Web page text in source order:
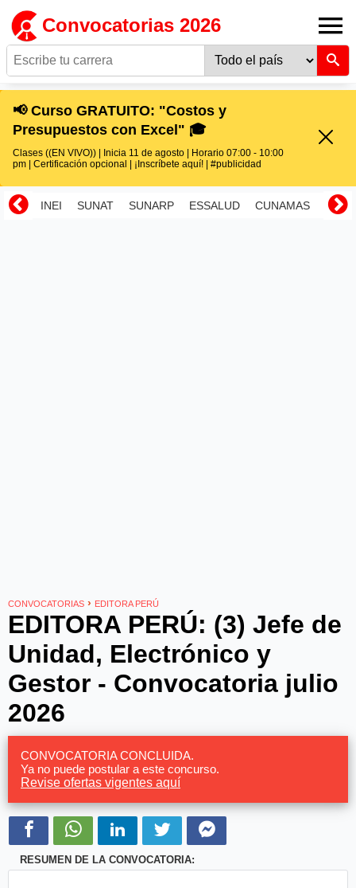
Convocatorias 2026
📢 Curso GRATUITO: "Costos y
Presupuestos con Excel" 🎓
Clases ((EN VIVO)) | Inicia 11 de agosto | Horario 07:00 - 10:00
pm | Certificación opcional | ¡Inscríbete aquí! | #publicidad
INEI SUNAT SUNARP ESSALUD CUNAMAS
CONVOCATORIAS › EDITORA PERÚ
EDITORA PERÚ: (3) Jefe de
Unidad, Electrónico y
Gestor - Convocatoria julio
2026
CONVOCATORIA CONCLUIDA.
Ya no puede postular a este concurso.
Revise ofertas vigentes aquí
RESUMEN DE LA CONVOCATORIA: